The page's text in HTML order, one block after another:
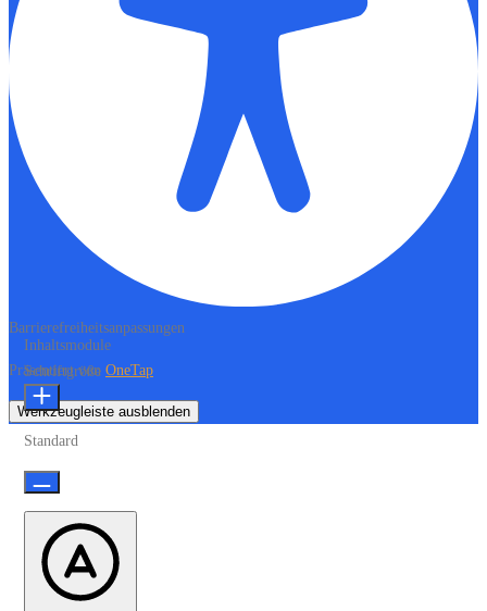
Barrierefreiheitsanpassungen
Präsentiert von OneTap
Werkzeugleiste ausblenden
Inhaltsmodule
Schriftgröße
Standard